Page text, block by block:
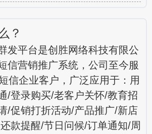
？
发平台是创胜网络科技有限公
信营销推广系统，公司至今服
信企业客户，广泛应用于：用
/登录购买/老客户关怀/教育招
/促销打折活动/产品推广/新店
款提醒/节日问候/订单通知/周